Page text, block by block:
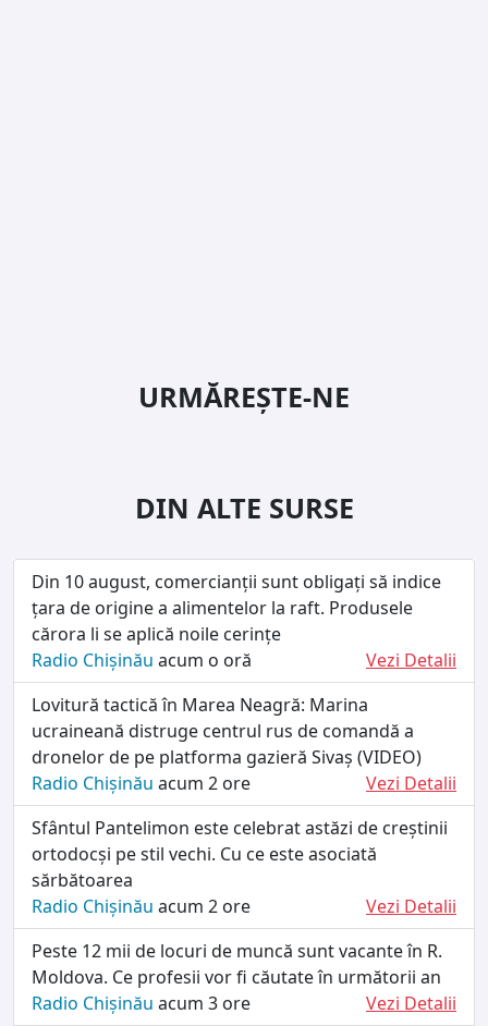
URMĂREȘTE-NE
DIN ALTE SURSE
Din 10 august, comercianții sunt obligați să indice
țara de origine a alimentelor la raft. Produsele
cărora li se aplică noile cerințe
Radio Chișinău acum o oră
Vezi Detalii
Lovitură tactică în Marea Neagră: Marina
ucraineană distruge centrul rus de comandă a
dronelor de pe platforma gazieră Sivaș (VIDEO)
Radio Chișinău acum 2 ore
Vezi Detalii
Sfântul Pantelimon este celebrat astăzi de creștinii
ortodocși pe stil vechi. Cu ce este asociată
sărbătoarea
Radio Chișinău acum 2 ore
Vezi Detalii
Peste 12 mii de locuri de muncă sunt vacante în R.
Moldova. Ce profesii vor fi căutate în următorii an
Radio Chișinău acum 3 ore
Vezi Detalii